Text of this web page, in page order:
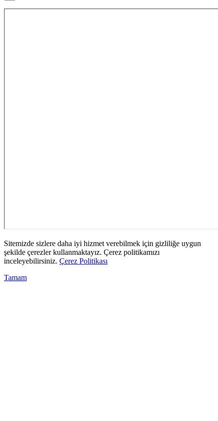
Sitemizde sizlere daha iyi hizmet verebilmek için gizliliğe uygun
şekilde çerezler kullanmaktayız. Çerez politikamızı
inceleyebilirsiniz. Çerez Politikası
Tamam